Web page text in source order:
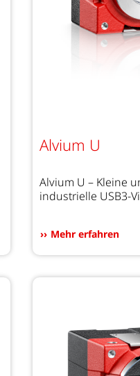
Alvium U
Alvium U – Kleine
industrielle USB3-
Mehr erfahren